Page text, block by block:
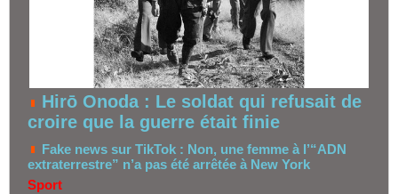
Hirō Onoda : Le soldat qui refusait de
croire que la guerre était finie
Fake news sur TikTok : Non, une femme à l’“ADN
extraterrestre” n’a pas été arrêtée à New York
Sport